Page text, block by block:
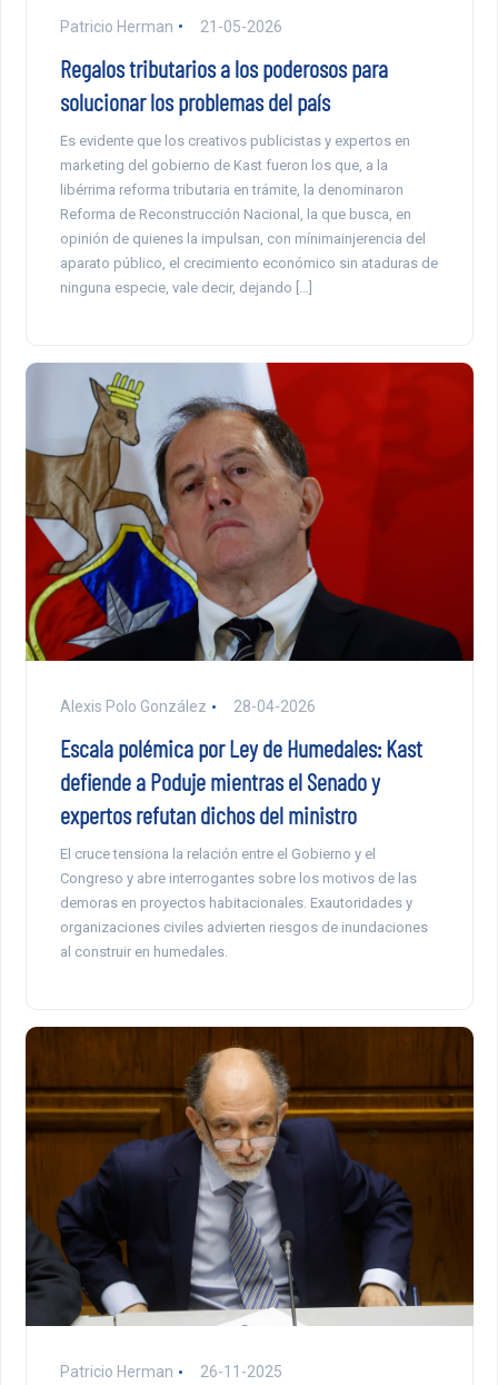
Patricio Herman 21-05-2026
Regalos tributarios a los poderosos para
solucionar los problemas del país
Es evidente que los creativos publicistas y expertos en
marketing del gobierno de Kast fueron los que, a la
libérrima reforma tributaria en trámite, la denominaron
Reforma de Reconstrucción Nacional, la que busca, en
opinión de quienes la impulsan, con mínimainjerencia del
aparato público, el crecimiento económico sin ataduras de
ninguna especie, vale decir, dejando […]
Alexis Polo González 28-04-2026
Escala polémica por Ley de Humedales: Kast
defiende a Poduje mientras el Senado y
expertos refutan dichos del ministro
El cruce tensiona la relación entre el Gobierno y el
Congreso y abre interrogantes sobre los motivos de las
demoras en proyectos habitacionales. Exautoridades y
organizaciones civiles advierten riesgos de inundaciones
al construir en humedales.
Patricio Herman 26-11-2025